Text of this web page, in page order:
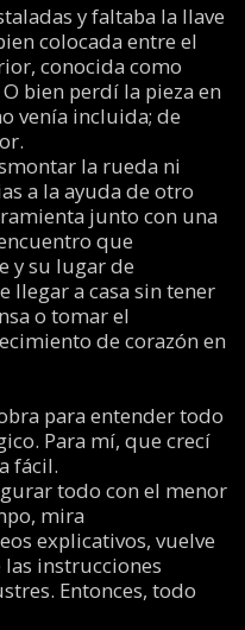
y faltaba la llave
colocada entre el
conocida como
bien perdí la pieza en
venía incluida; de
la rueda ni
a la ayuda de otro
junto con una
que
y su lugar de
llegar a casa sin tener
o tomar el
de corazón en
para entender todo
Para mí, que crecí
fácil.
todo con el menor
mira
explicativos, vuelve
las instrucciones
Entonces, todo